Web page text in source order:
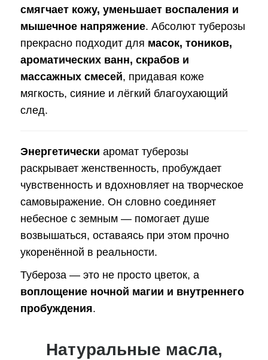
смягчает кожу, уменьшает воспаления и
мышечное напряжение. Абсолют туберозы
прекрасно подходит для масок, тоников,
ароматических ванн, скрабов и
массажных смесей, придавая коже
мягкость, сияние и лёгкий благоухающий
след.
Энергетически аромат туберозы
раскрывает женственность, пробуждает
чувственность и вдохновляет на творческое
самовыражение. Он словно соединяет
небесное с земным — помогает душе
возвышаться, оставаясь при этом прочно
укоренённой в реальности.
Тубероза — это не просто цветок, а
воплощение ночной магии и внутреннего
пробуждения.
Натуральные масла,